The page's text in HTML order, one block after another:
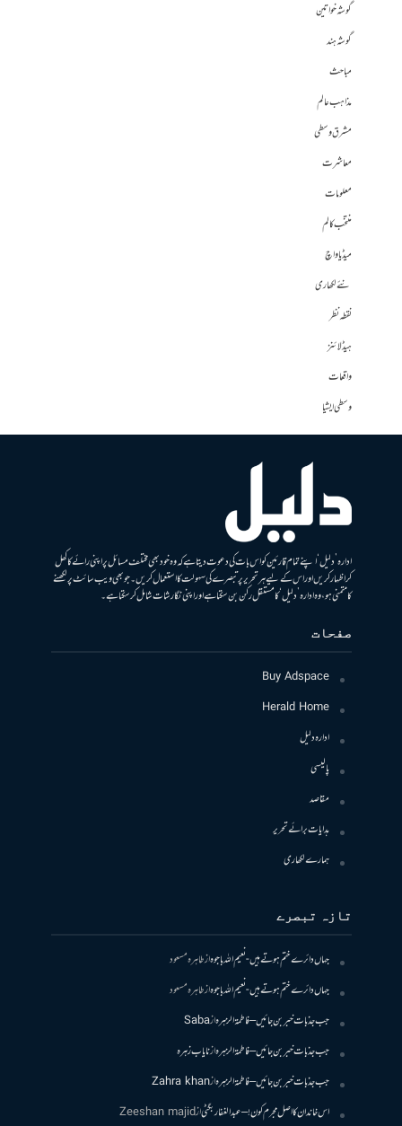
گوشہ خواتین
گوشہ ہند
مباحث
مذاہب عالم
مشرق وسطی
معاشرت
معلومات
منتخب کالم
میڈیا واچ
نئے لکھاری
نقطہ نظر
ہیڈلائنز
واقعات
وسطی ایشیا
ادارہ ’دلیل‘ اپنے تمام قارئین کو اس بات کی دعوت دیتا ہے کہ وہ خود بھی مختلف مسائل پر اپنی رائے کا کھل
کر اظہار کریں اور اس کے لیے ہر تحریر پر تبصرے کی سہولت کا استعمال کریں۔ جو بھی ویب سائٹ پر لکھنے
کا متمنی ہو، وہ ادارہ ’دلیل‘ کا مستقل رکن بن سکتا ہے اور اپنی نگارشات شامل کرسکتا ہے۔
صفحات
Buy Adspace
Herald Home
ادارہ دلیل
پالیسی
مقاصد
ہدایات برائے تحریر
ہمارے لکھاری
تازہ تبصرے
جہاں دائرے ختم ہوتے ہیں- نعیم اللہ باجوہازطاہرہ مسعود
جہاں دائرے ختم ہوتے ہیں- نعیم اللہ باجوہازطاہرہ مسعود
جب جذبات خبر بن جائیں – فاطمۃالزہرہازSaba
جب جذبات خبر بن جائیں – فاطمۃالزہرہازنایاب زہرہ
جب جذبات خبر بن جائیں – فاطمۃالزہرہازZahra khan
اس خاندان کا اصل مجرم کون! – عبدالغفار بگٹیازZeeshan majid